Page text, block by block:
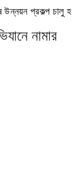
প্রকল্প চালু হতে
নামার